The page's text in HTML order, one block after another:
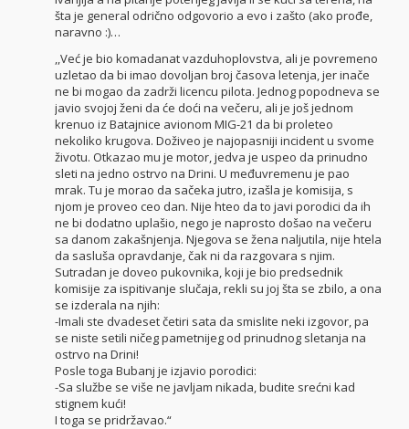
šta je general odrično odgovorio a evo i zašto (ako prođe,
naravno :)…
,,Već je bio komadanat vazduhoplovstva, ali je povremeno
uzletao da bi imao dovoljan broj časova letenja, jer inače
ne bi mogao da zadrži licencu pilota. Jednog popodneva se
javio svojoj ženi da će doći na večeru, ali je još jednom
krenuo iz Batajnice avionom MIG-21 da bi proleteo
nekoliko krugova. Doživeo je najopasniji incident u svome
životu. Otkazao mu je motor, jedva je uspeo da prinudno
sleti na jedno ostrvo na Drini. U međuvremenu je pao
mrak. Tu je morao da sačeka jutro, izašla je komisija, s
njom je proveo ceo dan. Nije hteo da to javi porodici da ih
ne bi dodatno uplašio, nego je naprosto došao na večeru
sa danom zakašnjenja. Njegova se žena naljutila, nije htela
da sasluša opravdanje, čak ni da razgovara s njim.
Sutradan je doveo pukovnika, koji je bio predsednik
komisije za ispitivanje slučaja, rekli su joj šta se zbilo, a ona
se izderala na njih:
-Imali ste dvadeset četiri sata da smislite neki izgovor, pa
se niste setili ničeg pametnijeg od prinudnog sletanja na
ostrvo na Drini!
Posle toga Bubanj je izjavio porodici:
-Sa službe se više ne javljam nikada, budite srećni kad
stignem kući!
I toga se pridržavao.“